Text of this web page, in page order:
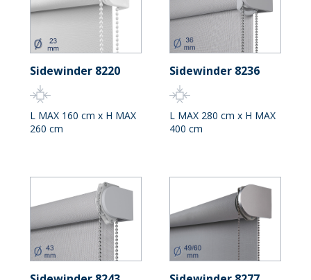
Sidewinder 8220
L MAX 160 cm x H MAX
260 cm
Sidewinder 8236
L MAX 280 cm x H MAX
400 cm